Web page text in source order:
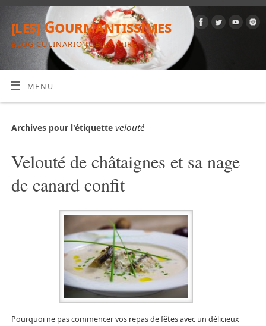
[les] Gourmantissimes
BLOG CULINARIO-JUBILATOIRE
MENU
Archives pour l'étiquette velouté
Velouté de châtaignes et sa nage
de canard confit
Pourquoi ne pas commencer vos repas de fêtes avec un délicieux